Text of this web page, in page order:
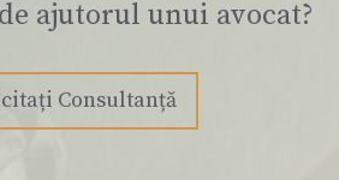
ajutorul unui avocat?
Consultanță